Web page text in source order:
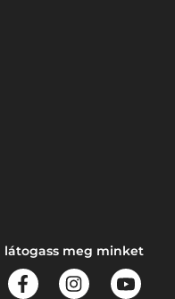
látogass meg minket